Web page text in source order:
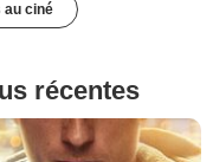
au ciné
récentes